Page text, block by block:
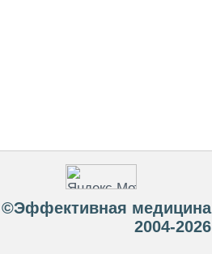
©Эффективная медицина
2004-2026